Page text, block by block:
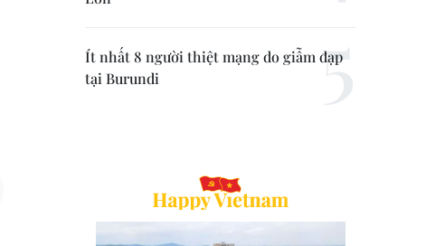
Ít nhất 8 người thiệt mạng do giẫm đạp
tại Burundi